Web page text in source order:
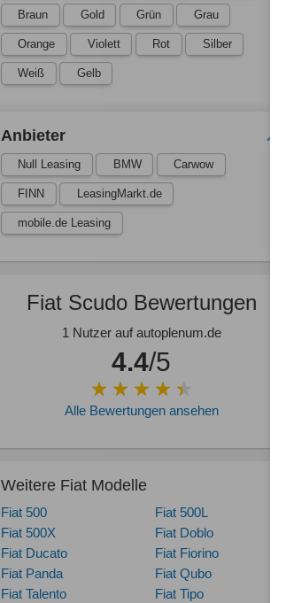
Braun Gold Grün Grau
Orange Violett Rot Silber
Weiß Gelb
Anbieter
Null Leasing BMW Carwow
FINN LeasingMarkt.de
mobile.de Leasing
Fiat Scudo Bewertungen
1 Nutzer auf autoplenum.de
4.4/5
Alle Bewertungen ansehen
Weitere Fiat Modelle
Fiat 500
Fiat 500L
Fiat 500X
Fiat Doblo
Fiat Ducato
Fiat Fiorino
Fiat Panda
Fiat Qubo
Fiat Talento
Fiat Tipo